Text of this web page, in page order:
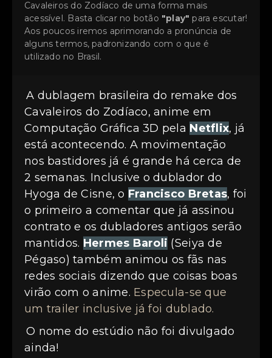
Cavaleiros do Zodíaco de uma forma mais
acessível. Basta clicar no botão "play" para escutar!
Aos poucos iremos aprimorando a pronúncia de
alguns termos, padronizando com o que é
utilizado no Brasil.
A dublagem brasileira do remake dos
Cavaleiros do Zodíaco, anime em
Computação Gráfica 3D pela Netflix, já
está acontecendo. A movimentação
nos bastidores já é grande há cerca de
2 semanas. Inclusive o dublador do
Hyoga de Cisne, o Francisco Bretas, foi
o primeiro a comentar que já assinou
contrato e os dubladores antigos serão
mantidos. Hermes Baroli (Seiya de
Pégaso) também animou os fãs nas
redes sociais dizendo que coisas boas
virão com o anime. Especula-se que
um trailer inclusive já foi dublado.
O nome do estúdio não foi divulgado
ainda!